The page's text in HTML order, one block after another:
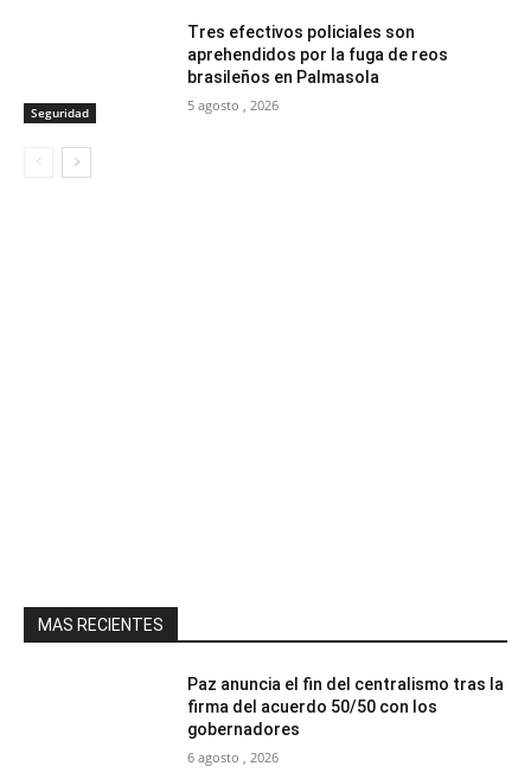
Seguridad
Tres efectivos policiales son
aprehendidos por la fuga de reos
brasileños en Palmasola
5 agosto , 2026
MAS RECIENTES
Paz anuncia el fin del centralismo tras la
firma del acuerdo 50/50 con los
gobernadores
6 agosto , 2026